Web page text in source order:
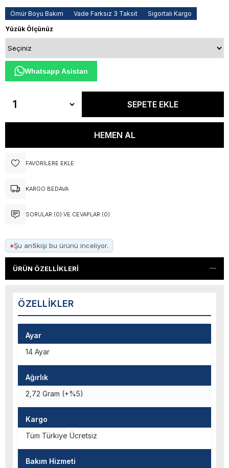
Ömür Boyu Bakım Vade Farksız 3 Taksit
Sigortalı Kargo
Yüzük Ölçünüz
Whatsapp Asistan
FAVORILERE EKLE
KARGO BEDAVA
SORULAR (0) VE CEVAPLAR (0)
●Şu an5kişi bu ürünü inceliyor.
ÜRÜN ÖZELLIKLERI
ÖZELLIKLER
Ayar
14 Ayar
Ağırlık
2,72 Gram (+%5)
Kargo
Tüm Türkiye Ücretsiz
Bakım Hizmeti